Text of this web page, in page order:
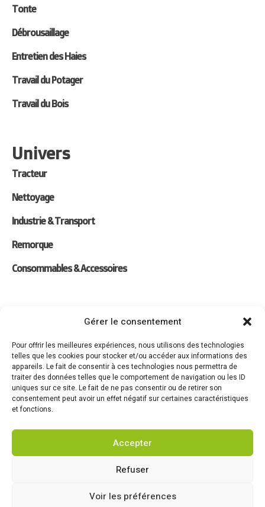
Gérer le consentement
Pour offrir les meilleures expériences, nous utilisons des technologies
telles que les cookies pour stocker et/ou accéder aux informations des
appareils. Le fait de consentir à ces technologies nous permettra de
traiter des données telles que le comportement de navigation ou les ID
uniques sur ce site. Le fait de ne pas consentir ou de retirer son
consentement peut avoir un effet négatif sur certaines caractéristiques
et fonctions.
Accepter
Refuser
Voir les préférences
Tonte
Débrousaillage
Entretien des Haies
Travail du Potager
Travail du Bois
Univers
Tracteur
Nettoyage
Industrie & Transport
Remorque
Consommables & Accessoires
Forfaits Entretien
Actualités
Recrutement
Contact
@2026 – Motoculture Alabeurthe – Tous droits réservés –